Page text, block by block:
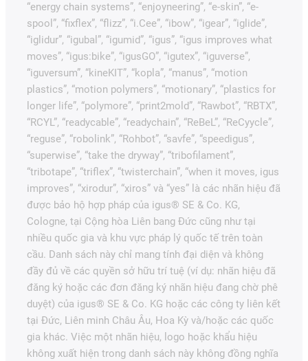
“energy chain systems”, “enjoyneering”, “e-skin”, “e-
spool”, “fixflex”, “flizz”, “i.Cee”, “ibow”, “igear”, “iglide”,
“iglidur”, “igubal”, “igumid”, “igus”, “igus improves what
moves”, “igus:bike”, “igusGO”, “igutex”, “iguverse”,
“iguversum”, “kineKIT”, “kopla”, “manus”, “motion
plastics”, “motion polymers”, “motionary”, “plastics for
longer life”, “polymore”, “print2mold”, “Rawbot”, “RBTX”,
“RCYL”, “readycable”, “readychain”, “ReBeL”, “ReCyycle”,
“reguse”, “robolink”, “Rohbot”, “savfe”, “speedigus”,
“superwise”, “take the dryway”, “tribofilament”,
“tribotape”, “triflex”, “twisterchain”, “when it moves, igus
improves”, “xirodur”, “xiros” và “yes” là các nhãn hiệu đã
được bảo hộ hợp pháp của igus® SE & Co. KG,
Cologne, tại Cộng hòa Liên bang Đức cũng như tại
nhiều quốc gia và khu vực pháp lý quốc tế trên toàn
cầu. Danh sách này chỉ mang tính đại diện và không
đầy đủ về các quyền sở hữu trí tuệ (ví dụ: nhãn hiệu đã
đăng ký hoặc các đơn đăng ký nhãn hiệu đang chờ phê
duyệt) của igus® SE & Co. KG hoặc các công ty liên kết
tại Đức, Liên minh Châu Âu, Hoa Kỳ và/hoặc các quốc
gia khác. Việc một nhãn hiệu, logo hoặc khẩu hiệu
không xuất hiện trong danh sách này không đồng nghĩa